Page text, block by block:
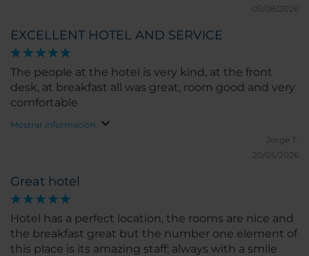
05/08/2026
EXCELLENT HOTEL AND SERVICE
The people at the hotel is very kind, at the front
desk, at breakfast all was great, room good and very
comfortable
Mostrar información
Jorge T.
20/05/2026
Great hotel
Hotel has a perfect location, the rooms are nice and
the breakfast great but the number one element of
this place is its amazing staff; always with a smile